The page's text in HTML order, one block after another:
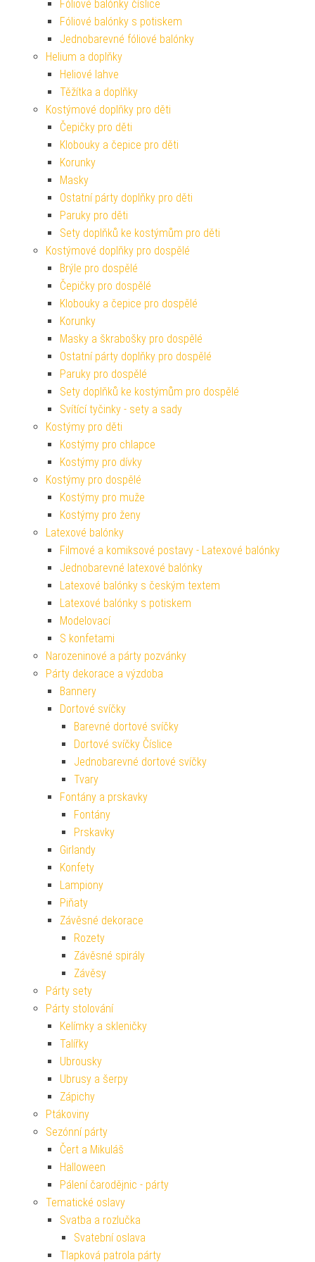
Fóliové balónky číslice
Fóliové balónky s potiskem
Jednobarevné fóliové balónky
Helium a doplňky
Heliové lahve
Těžítka a doplňky
Kostýmové doplňky pro děti
Čepičky pro děti
Klobouky a čepice pro děti
Korunky
Masky
Ostatní párty doplňky pro děti
Paruky pro děti
Sety doplňků ke kostýmům pro děti
Kostýmové doplňky pro dospělé
Brýle pro dospělé
Čepičky pro dospělé
Klobouky a čepice pro dospělé
Korunky
Masky a škrabošky pro dospělé
Ostatní párty doplňky pro dospělé
Paruky pro dospělé
Sety doplňků ke kostýmům pro dospělé
Svítící tyčinky - sety a sady
Kostýmy pro děti
Kostýmy pro chlapce
Kostýmy pro dívky
Kostýmy pro dospělé
Kostýmy pro muže
Kostýmy pro ženy
Latexové balónky
Filmové a komiksové postavy - Latexové balónky
Jednobarevné latexové balónky
Latexové balónky s českým textem
Latexové balónky s potiskem
Modelovací
S konfetami
Narozeninové a párty pozvánky
Párty dekorace a výzdoba
Bannery
Dortové svíčky
Barevné dortové svíčky
Dortové svíčky Číslice
Jednobarevné dortové svíčky
Tvary
Fontány a prskavky
Fontány
Prskavky
Girlandy
Konfety
Lampiony
Piňaty
Závěsné dekorace
Rozety
Závěsné spirály
Závěsy
Párty sety
Párty stolování
Kelímky a skleničky
Talířky
Ubrousky
Ubrusy a šerpy
Zápichy
Ptákoviny
Sezónní párty
Čert a Mikuláš
Halloween
Pálení čarodějnic - párty
Tematické oslavy
Svatba a rozlučka
Svatební oslava
Tlapková patrola párty